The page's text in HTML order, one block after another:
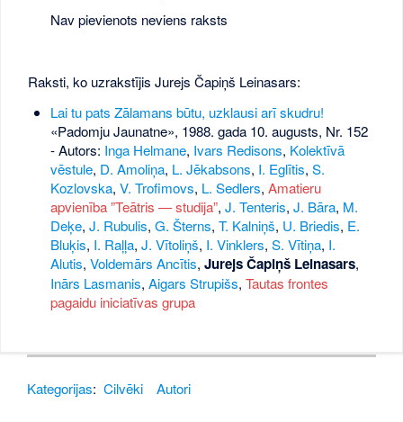
Nav pievienots neviens raksts
Raksti, ko uzrakstījis Jurejs Čapiņš Leinasars:
Lai tu pats Zālamans būtu, uzklausi arī skudru!
«Padomju Jaunatne», 1988. gada 10. augusts, Nr. 152
- Autors: Inga Helmane, Ivars Redisons, Kolektīvā
vēstule, D. Amoliņa, L. Jēkabsons, I. Eglītis, S.
Kozlovska, V. Trofimovs, L. Sedlers, Amatieru
apvienība ”Teātris — studija”, J. Tenteris, J. Bāra, M.
Deķe, J. Rubulis, G. Šterns, T. Kalniņš, U. Briedis, E.
Bluķis, I. Raļļa, J. Vītoliņš, I. Vinklers, S. Vītiņa, I.
Alutis, Voldemārs Ancītis, Jurejs Čapiņš Leinasars,
Inārs Lasmanis, Aigars Strupišs, Tautas frontes
pagaidu iniciatīvas grupa
Kategorijas: Cilvēki Autori